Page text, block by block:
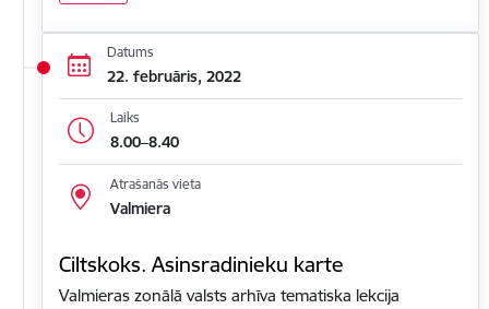
Datums
22. februāris, 2022
Laiks
8.00–8.40
Atrašanās vieta
Valmiera
Ciltskoks. Asinsradinieku karte
Valmieras zonālā valsts arhīva tematiska lekcija